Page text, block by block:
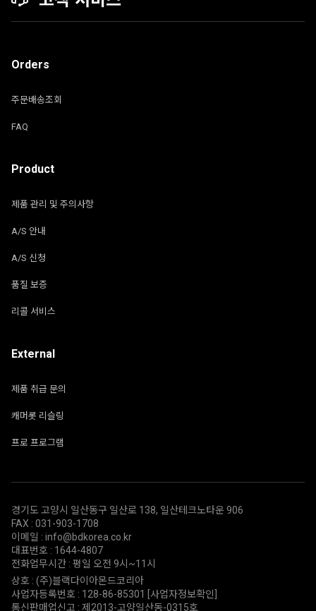
Orders
주문배송조회
FAQ
Product
제품 관리 및 주의사항
A/S 안내
A/S 신청
품질 보증
리콜 서비스
External
제품 취급 문의
캐머롯 리슬링
프로 프로그램
경기도 고양시 일산동구 일산로 138, 일산테크노타운 906
FAX : 031-903-1708
이메일 : info@bdkorea.co.kr
대표번호 : 1644-4807
전화업무시간 : 평일 오전 9시~11시
상호 : (주)블랙다이아몬드코리아
사업자등록번호 : 128-86-85301
[사업자정보확인]
통신판매업신고 : 제2013-고양일산동-0315호